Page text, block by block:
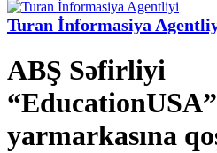
Turan İnformasiya
ABŞ Səfirliyi
yarmarkasına